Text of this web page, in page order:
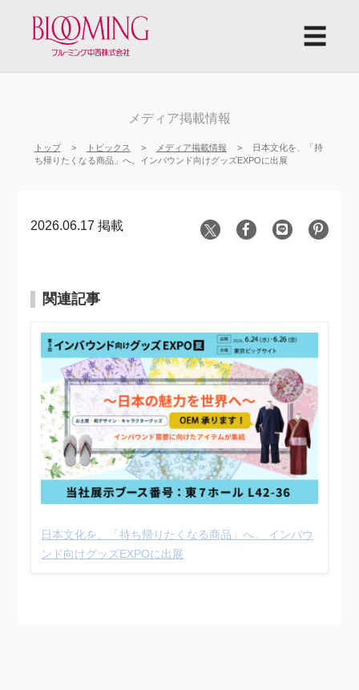
☰
メディア掲載情報
トップ トピックス メディア掲載情報
日本文化を、「持
ち帰りたくなる商品」へ。インバウンド向けグッズEXPOに出展
2026.06.17 掲載
関連記事
日本文化を、「持ち帰りたくなる商品」へ。 インバウ
ンド向けグッズEXPOに出展